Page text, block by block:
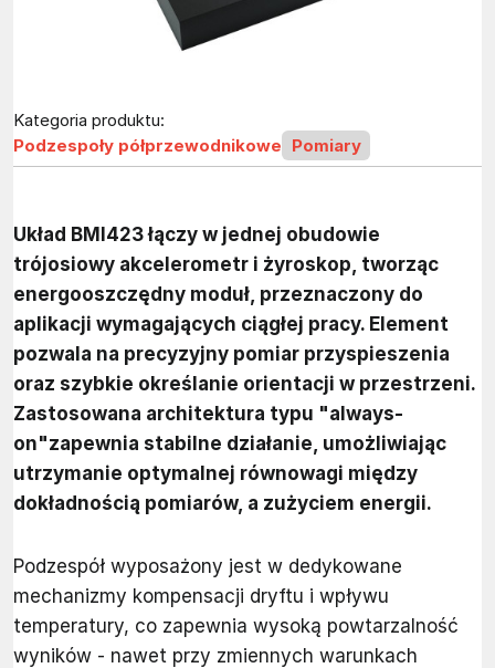
Kategoria produktu:
Podzespoły półprzewodnikowe Pomiary
Układ BMI423 łączy w jednej obudowie
trójosiowy akcelerometr i żyroskop, tworząc
energooszczędny moduł, przeznaczony do
aplikacji wymagających ciągłej pracy. Element
pozwala na precyzyjny pomiar przyspieszenia
oraz szybkie określanie orientacji w przestrzeni.
Zastosowana architektura typu "always-
on"zapewnia stabilne działanie, umożliwiając
utrzymanie optymalnej równowagi między
dokładnością pomiarów, a zużyciem energii.
Podzespół wyposażony jest w dedykowane
mechanizmy kompensacji dryftu i wpływu
temperatury, co zapewnia wysoką powtarzalność
wyników - nawet przy zmiennych warunkach